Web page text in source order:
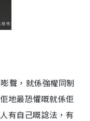
聲，就係強權同制
地最恐懼嘅就係佢
有自己嘅諗法，有